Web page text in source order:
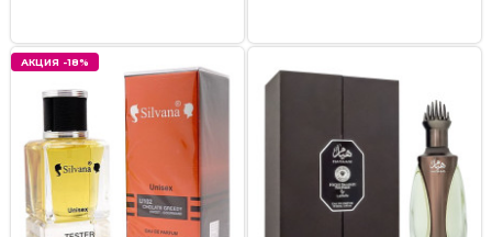
АКЦИЯ -18%